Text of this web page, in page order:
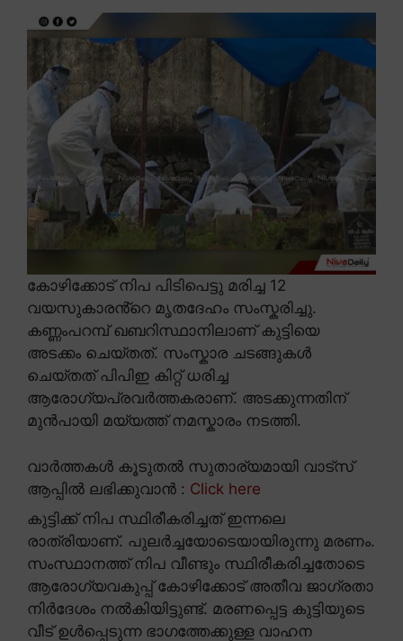
കോഴിക്കോട് നിപ പിടിപെട്ടു മരിച്ച 12
വയസുകാരൻ്റെ മൃതദേഹം സംസ്കരിച്ചു.
കണ്ണംപറമ്പ് ഖബറിസ്ഥാനിലാണ് കുട്ടിയെ
അടക്കം ചെയ്തത്. സംസ്കാര ചടങ്ങുകൾ
ചെയ്തത് പിപിഇ കിറ്റ് ധരിച്ച
ആരോഗ്യപ്രവർത്തകരാണ്. അടക്കുന്നതിന്
മുൻപായി മയ്യത്ത് നമസ്കാരം നടത്തി.
വാർത്തകൾ കൂടുതൽ സുതാര്യമായി വാട്സ്
ആപ്പിൽ ലഭിക്കുവാൻ : Click here
കുട്ടിക്ക് നിപ സ്ഥിരീകരിച്ചത് ഇന്നലെ
രാത്രിയാണ്. പുലർച്ചയോടെയായിരുന്നു മരണം.
സംസ്ഥാനത്ത് നിപ വീണ്ടും സ്ഥിരീകരിച്ചതോടെ
ആരോഗ്യവകുപ്പ് കോഴിക്കോട് അതീവ ജാഗ്രതാ
നിർദേശം നൽകിയിട്ടുണ്ട്. മരണപ്പെട്ട കുട്ടിയുടെ
വീട് ഉൾപ്പെടുന്ന ഭാഗത്തേക്കുള്ള വാഹന